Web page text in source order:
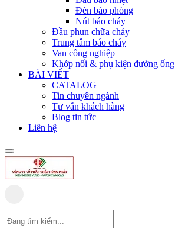
Đèn báo phòng
Nút báo cháy
Đầu phun chữa cháy
Trung tâm báo cháy
Van công nghiệp
Khớp nối & phụ kiện đường ống
BÀI VIẾT
CATALOG
Tin chuyên ngành
Tư vấn khách hàng
Blog tin tức
Liên hệ